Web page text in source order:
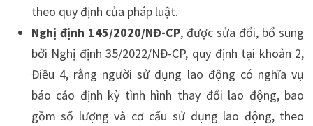
theo quy định của pháp luật.
Nghị định 145/2020/NĐ-CP, được sửa đổi, bổ sung
bởi Nghị định 35/2022/NĐ-CP, quy định tại khoản 2,
Điều 4, rằng người sử dụng lao động có nghĩa vụ
báo cáo định kỳ tình hình thay đổi lao động, bao
gồm số lượng và cơ cấu sử dụng lao động, theo